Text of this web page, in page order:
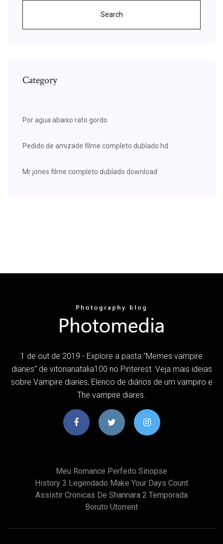
Search
Category
Por agua abaixo rato gordo
Pedido de amizade filme completo dublado hd
Mr jones filme completo dublado download
1 de out de 2019 - Explore a pasta "Memes vampire
diaries" de vitorianatalia100 no Pinterest. Veja mais ideias
sobre Vampire diaries, Elenco de diários de um vampiro e
The vampire diares.
Meu Romance Perfeito Sinopse
History 3 Legendado Make Your Days Count
Assistir Cronicas De Shannara 2 Temporada
Boruto Utorrent